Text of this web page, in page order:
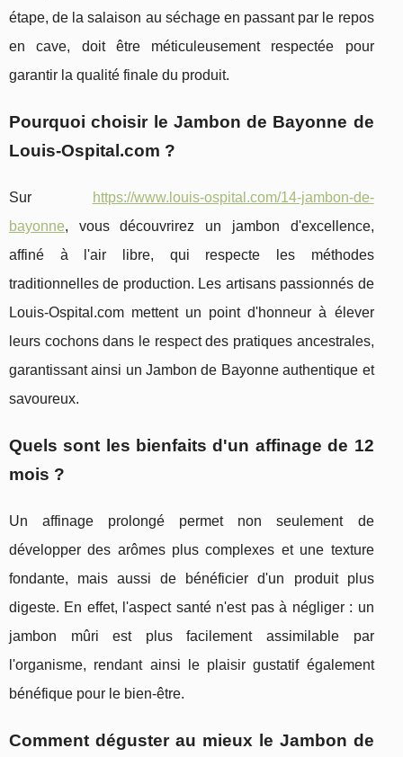
étape, de la salaison au séchage en passant par le repos
en cave, doit être méticuleusement respectée pour
garantir la qualité finale du produit.
Pourquoi choisir le Jambon de Bayonne de
Louis-Ospital.com ?
Sur
https://www.louis-ospital.com/14-jambon-de-
bayonne, vous découvrirez un jambon d'excellence,
affiné à l'air libre, qui respecte les méthodes
traditionnelles de production. Les artisans passionnés de
Louis-Ospital.com mettent un point d'honneur à élever
leurs cochons dans le respect des pratiques ancestrales,
garantissant ainsi un Jambon de Bayonne authentique et
savoureux.
Quels sont les bienfaits d'un affinage de 12
mois ?
Un affinage prolongé permet non seulement de
développer des arômes plus complexes et une texture
fondante, mais aussi de bénéficier d'un produit plus
digeste. En effet, l'aspect santé n'est pas à négliger : un
jambon mûri est plus facilement assimilable par
l'organisme, rendant ainsi le plaisir gustatif également
bénéfique pour le bien-être.
Comment déguster au mieux le Jambon de